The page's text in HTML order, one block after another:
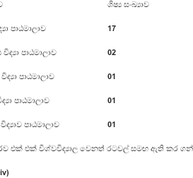
ශිෂ්‍ය සංඛ්‍යාව
පාඨමාලාව 17
පාඨමාලාව 02
පාඨමාලාව 01
පාඨමාලාව 01
පාඨමාලාව 01
එක් එක් විශ්වවිද්‍යාල වෙනත් රටවල් සමඟ ඇති කර ගන්නා